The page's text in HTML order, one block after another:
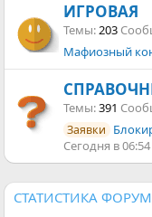
ИГРОВАЯ
Темы 203
Мафиозный
Темы 391
Заявки
Сегодня в 06:54
СТАТИСТИКА